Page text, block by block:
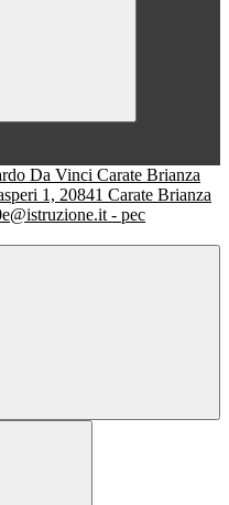
1, 20841 Carate Brianza
- pec